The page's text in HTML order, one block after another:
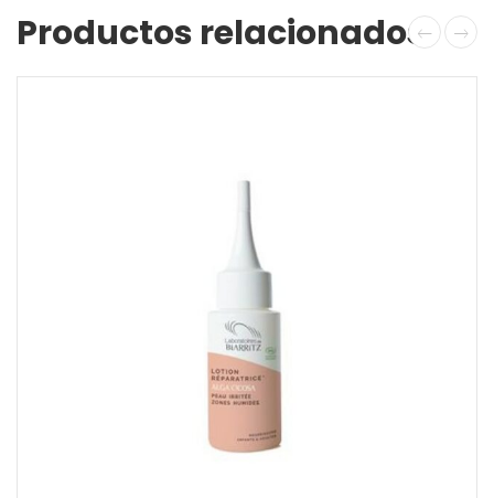
Productos relacionados